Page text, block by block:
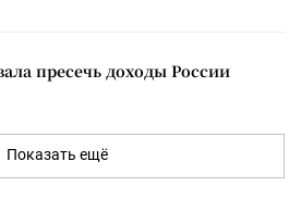
пресечь доходы России
Показать ещё